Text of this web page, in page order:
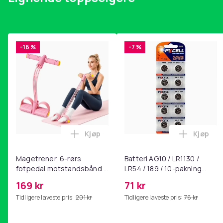
-16 %
Magetrener, 6-rørs
fotpedal motstandsbånd -
yoga og
hjemmegymnastikk Pink
169 kr
Tidligere laveste pris: 201 kr
Legg Magetrener, 6-rørs fotpedal
Kjøp
-7 %
Batteri AG10 / LR1130 /
LR54 / 189 / 10-pakning
71 kr
Tidligere laveste pris: 76 kr
Legg
Kjøp